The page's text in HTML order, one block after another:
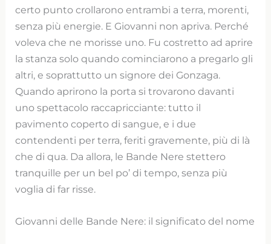
certo punto crollarono entrambi a terra, morenti,
senza più energie. E Giovanni non apriva. Perché
voleva che ne morisse uno. Fu costretto ad aprire
la stanza solo quando cominciarono a pregarlo gli
altri, e soprattutto un signore dei Gonzaga.
Quando aprirono la porta si trovarono davanti
uno spettacolo raccapricciante: tutto il
pavimento coperto di sangue, e i due
contendenti per terra, feriti gravemente, più di là
che di qua. Da allora, le Bande Nere stettero
tranquille per un bel po’ di tempo, senza più
voglia di far risse.
Giovanni delle Bande Nere: il significato del nome